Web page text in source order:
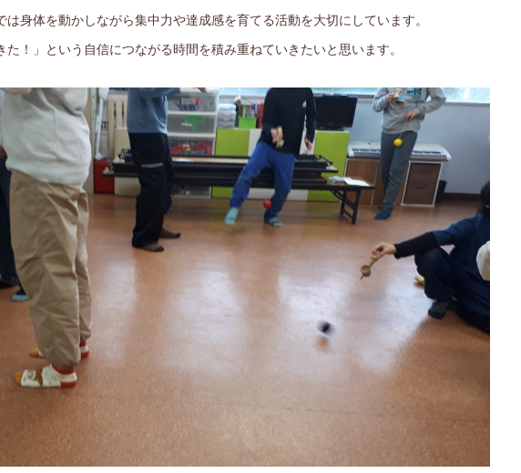
身体を動かしながら集中力や達成感を育てる活動を大切にしています。
！」という自信につながる時間を積み重ねていきたいと思います。